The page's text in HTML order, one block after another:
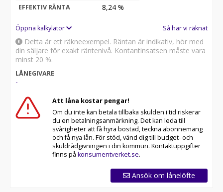
EFFEKTIV RÄNTA 8,24 %
Öppna kalkylator Så har vi räknat
Detta är ett räkneexempel. Räntan är indikativ, hör med
din säljare för exakt räntenivå. Kontantinsatsen måste vara
minst 20 %.
LÅNEGIVARE
-
Att låna kostar pengar!
Om du inte kan betala tillbaka skulden i tid riskerar
du en betalningsanmärkning. Det kan leda till
svårigheter att få hyra bostad, teckna abonnemang
och få nya lån. För stöd, vänd dig till budget- och
skuldrådgivningen i din kommun. Kontaktuppgifter
finns på konsumentverket.se.
Ansök om lånelöfte